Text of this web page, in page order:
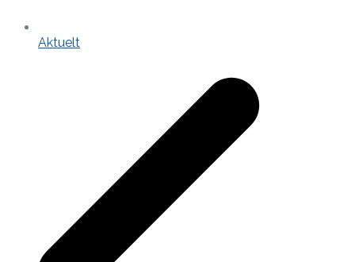
Aktuelt